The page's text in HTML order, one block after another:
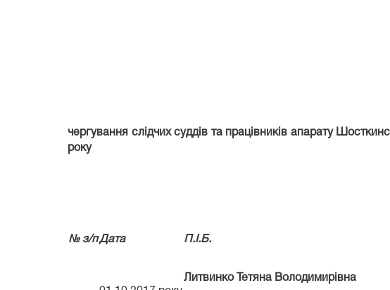
чергування слідчих суддів та працівників апарату
року
№ з/пДата П.І.Б.
Литвинко Тетяна Володимирівна